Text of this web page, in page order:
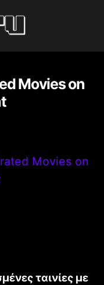
Movies on
Movies on
ταινίες με